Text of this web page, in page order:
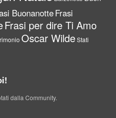
BuonanotteFrasi
Frasi per dire Ti Amo
Oscar WildeStati
dalla Community.